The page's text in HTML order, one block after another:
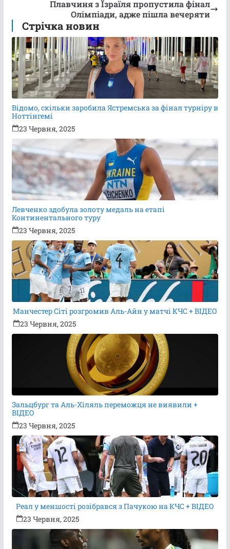
Плавчиня з Їзраїля пропустила фінал
Олімпіади, адже пішла вечеряти
Стрічка новин
Відомо, скільки заробила Ястремська за фінал турніру в
Ноттінгемі
23 Червня, 2025
Левченко здобула золоту медаль на етапі
Континентального туру
23 Червня, 2025
Манчестер Сіті розгромив Аль-Айн у матчі КЧС + ВІДЕО
23 Червня, 2025
Зальцбург та Аль-Хіляль переможця не виявили +
ВІДЕО
23 Червня, 2025
Реал у меншості розібрався з Пачукою на КЧС + ВІДЕО
23 Червня, 2025